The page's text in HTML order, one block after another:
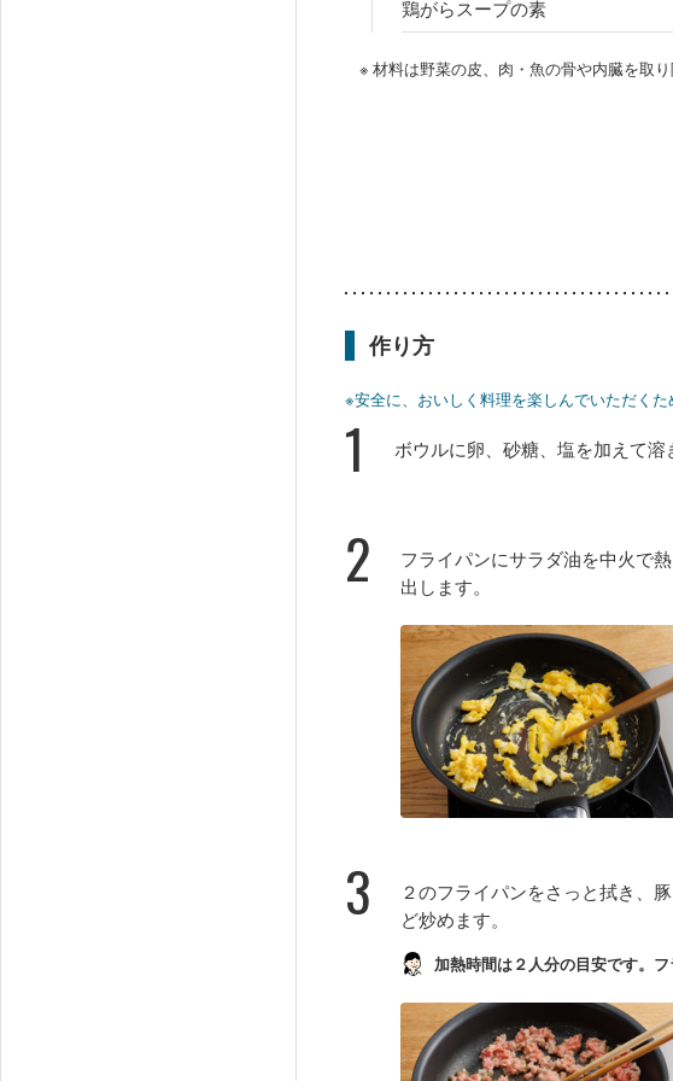
鶏がらスープの素
※ 材料は野菜の皮、肉・魚の骨や内臓を取
作り方
※安全に、おいしく料理を楽しんでいただくた
1 ボウルに卵、砂糖、塩を加えて溶
2
フライパンにサラダ油を中火で
出します。
3
２のフライパンをさっと拭き、
ど炒めます。
加熱時間は２人分の目安です。